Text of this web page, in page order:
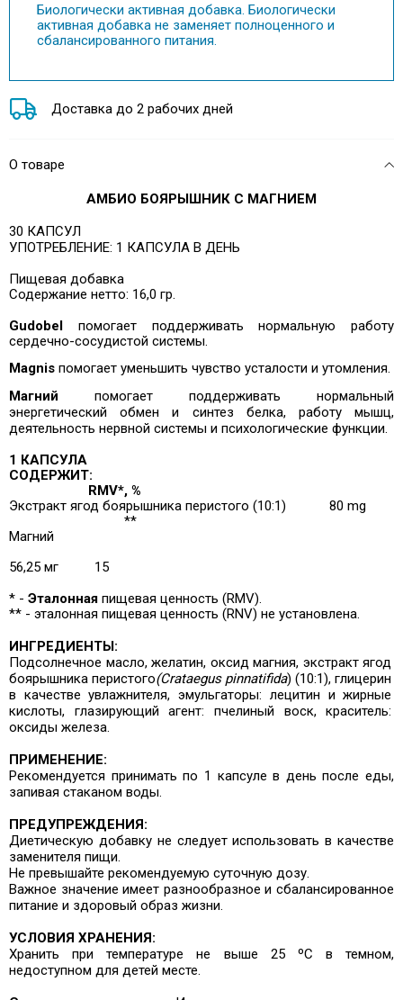
Биологически активная добавка. Биологически
активная добавка не заменяет полноценного и
сбалансированного питания.
Доставка до 2 рабочих дней
О товаре
АМБИО БОЯРЫШНИК С МАГНИЕМ
30 КАПСУЛ
УПОТРЕБЛЕНИЕ: 1 КАПСУЛА В ДЕНЬ
Пищевая добавка
Содержание нетто: 16,0 гр.
Gudobel помогает поддерживать нормальную работу
сердечно-сосудистой системы.
Magnis помогает уменьшить чувство усталости и утомления.
Магний помогает поддерживать нормальный
энергетический обмен и синтез белка, работу мышц,
деятельность нервной системы и психологические функции.
1 КАПСУЛА
СОДЕРЖИТ:
RMV*, %
Экстракт ягод боярышника перистого (10:1)
80 mg
**
Магний
56,25 мг
15
* - Эталонная пищевая ценность (RMV).
** - эталонная пищевая ценность (RNV) не установлена.
ИНГРЕДИЕНТЫ:
Подсолнечное масло, желатин, оксид магния, экстракт ягод
боярышника перистого(Crataegus pinnatifida) (10:1), глицерин
в качестве увлажнителя, эмульгаторы: лецитин и жирные
кислоты, глазирующий агент: пчелиный воск, краситель:
оксиды железа.
ПРИМЕНЕНИЕ:
Рекомендуется принимать по 1 капсуле в день после еды,
запивая стаканом воды.
ПРЕДУПРЕЖДЕНИЯ:
Диетическую добавку не следует использовать в качестве
заменителя пищи.
Не превышайте рекомендуемую суточную дозу.
Важное значение имеет разнообразное и сбалансированное
питание и здоровый образ жизни.
УСЛОВИЯ ХРАНЕНИЯ:
Хранить при температуре не выше 25 ºC в темном,
недоступном для детей месте.